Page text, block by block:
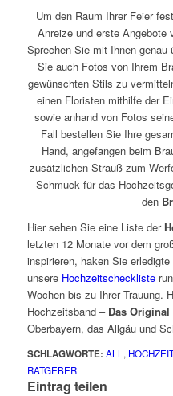
Um den Raum Ihrer Feier
Anreize und erste Angebote
Sprechen Sie mit Ihnen genau
Sie auch Fotos von Ihrem
gewünschten Stils zu
einen Floristen mithilfe der
sowie anhand von Fotos
Fall bestellen Sie Ihre
Hand, angefangen beim
zusätzlichen Strauß zum
Schmuck für das
den
Hier sehen Sie eine Liste der
letzten 12 Monate vor dem
inspirieren, haken Sie
unsere Hochzeitscheckliste
Wochen bis zu Ihrer Trauung.
Hochzeitsband – Das
Oberbayern, das Allgäu und
SCHLAGWORTE: ALL ,
RATGEBER
Eintrag teilen